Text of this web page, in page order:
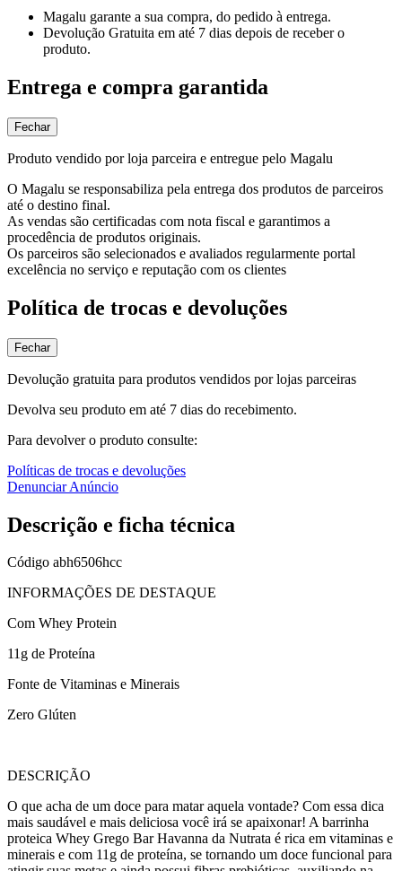
Magalu garante a sua compra, do pedido à entrega.
Devolução Gratuita em até 7 dias depois de receber o
produto.
Entrega e compra garantida
Fechar
Produto vendido por loja parceira e entregue pelo Magalu
O Magalu se responsabiliza pela entrega dos produtos de parceiros
até o destino final.
As vendas são certificadas com nota fiscal e garantimos a
procedência de produtos originais.
Os parceiros são selecionados e avaliados regularmente portal
excelência no serviço e reputação com os clientes
Política de trocas e devoluções
Fechar
Devolução gratuita para produtos vendidos por lojas parceiras
Devolva seu produto em até 7 dias do recebimento.
Para devolver o produto consulte:
Políticas de trocas e devoluções
Denunciar Anúncio
Descrição e ficha técnica
Código abh6506hcc
INFORMAÇÕES DE DESTAQUE
Com Whey Protein
11g de Proteína
Fonte de Vitaminas e Minerais
Zero Glúten
DESCRIÇÃO
O que acha de um doce para matar aquela vontade? Com essa dica
mais saudável e mais deliciosa você irá se apaixonar! A barrinha
proteica Whey Grego Bar Havanna da Nutrata é rica em vitaminas e
minerais e com 11g de proteína, se tornando um doce funcional para